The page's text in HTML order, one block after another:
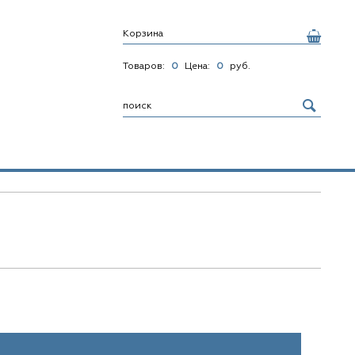
Корзина
Товаров: 0 Цена: 0 руб.